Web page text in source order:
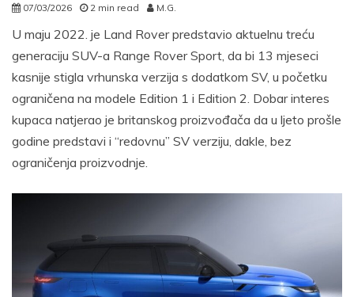
07/03/2026 2 min read M.G.
U maju 2022. je Land Rover predstavio aktuelnu treću
generaciju SUV-a Range Rover Sport, da bi 13 mjeseci
kasnije stigla vrhunska verzija s dodatkom SV, u početku
ograničena na modele Edition 1 i Edition 2. Dobar interes
kupaca natjerao je britanskog proizvođača da u ljeto prošle
godine predstavi i “redovnu” SV verziju, dakle, bez
ograničenja proizvodnje.